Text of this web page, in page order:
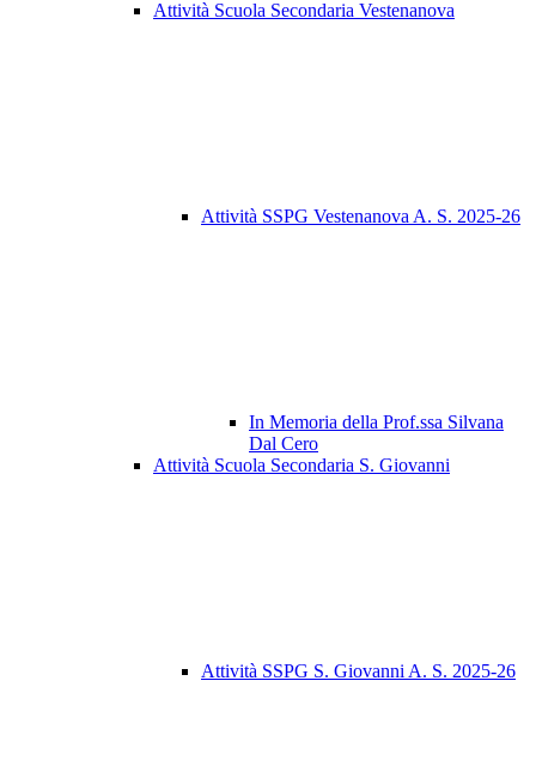
Attività Scuola Secondaria Vestenanova
Attività SSPG Vestenanova A. S. 2025-26
In Memoria della Prof.ssa Silvana
Dal Cero
Attività Scuola Secondaria S. Giovanni
Attività SSPG S. Giovanni A. S. 2025-26